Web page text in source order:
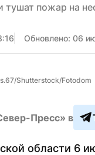
тушат пожар на
Обновлено: 06
Shutterstock/Fotodom
Пресс» в
области 6